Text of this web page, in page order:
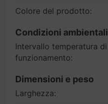
Colore del prodotto:
Condizioni ambientali
Intervallo temperatura di
funzionamento:
Dimensioni e peso
Larghezza: